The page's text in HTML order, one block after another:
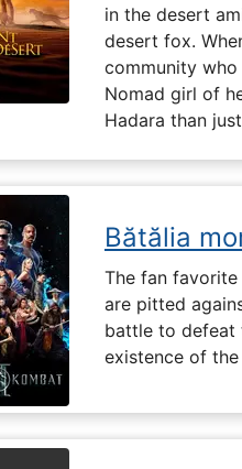
in the desert
desert fox.
community who
Nomad girl of
Hadara than
Bătălia
The fan
are pitted
battle to defeat
existence of